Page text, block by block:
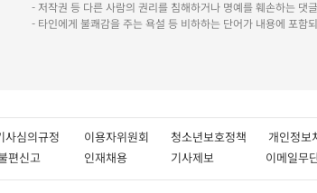
- 저작권 등 다른 사람의 권리를 침해하거나 명예를 훼손하는 댓
- 타인에게 불쾌감을 주는 욕설 등 비하하는 단어가 내용에 포함
사심의규정 이용자위원회 청소년보호정책 개인정
편신고 인재채용 기사제보 이메일무